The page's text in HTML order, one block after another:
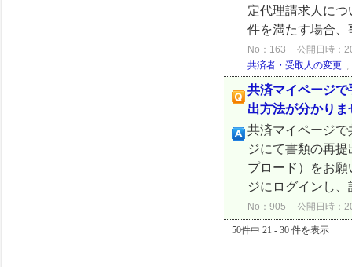
定代理請求人に
件を満たす場合
No：163
公開日時：
共済者・受取人の変更
共済マイページ
出方法が分かりま
共済マイページ
ジにて書類の再
プロード）をお
ジにログインし
No：905 公開日時：
50件中 21 - 30 件を表示